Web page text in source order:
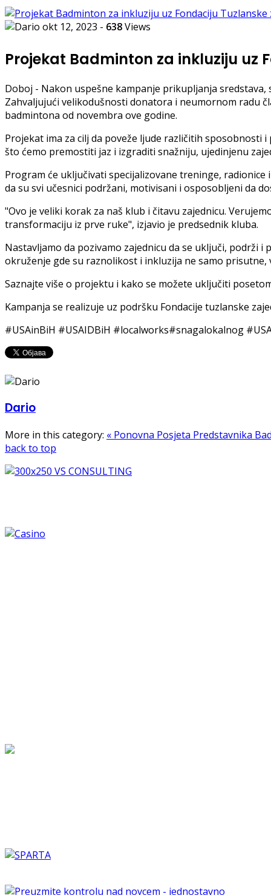
okt 12, 2023 - 638Views
Projekat Badminton za inkluziju uz
Doboj - Nakon uspešne kampanje prikupljanja
Zahvaljujući velikodušnosti donatora i neumornom radu
badmintona od novembra ove godine.
Projekat ima za cilj da poveže ljude različitih sposobnosti
što ćemo premostiti jaz i izgraditi snažniju, ujedinjenu
Program će uključivati specijalizovane treninge,
da su svi učesnici podržani, motivisani i osposobljeni da
"Ovo je veliki korak za naš klub i čitavu zajednicu.
transformaciju iz prve ruke", izjavio je predsednik kluba.
Nastavljamo da pozivamo zajednicu da se uključi, podrži
okruženje gde su raznolikost i inkluzija ne samo prisutne,
Saznajte više o projektu i kako se možete uključiti
Kampanja se realizuje uz podršku Fondacije tuzlanske
#USAinBiH #USAIDBiH #localworks#snagalokalnog
Dario
More in this category: « Ponovna Posjeta Predstavnika
back to top